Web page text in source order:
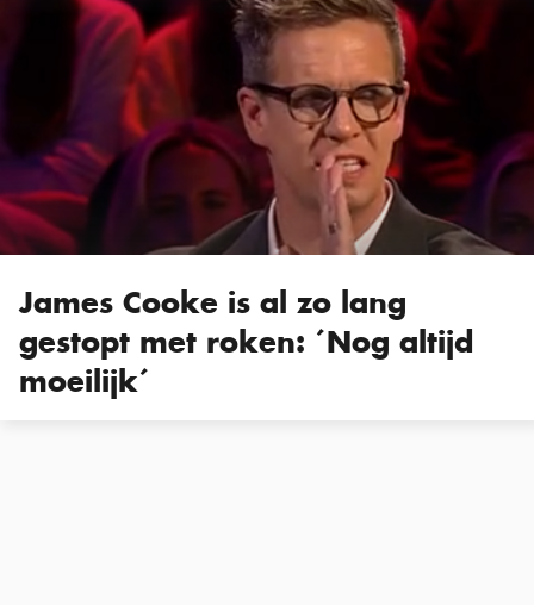
James Cooke is al zo lang
gestopt met roken: ´Nog altijd
moeilijk´